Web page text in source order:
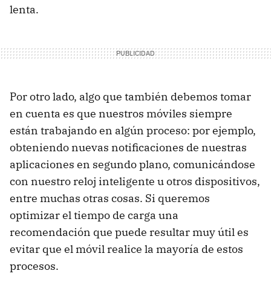
lenta.
Por otro lado, algo que también debemos tomar
en cuenta es que nuestros móviles siempre
están trabajando en algún proceso: por ejemplo,
obteniendo nuevas notificaciones de nuestras
aplicaciones en segundo plano, comunicándose
con nuestro reloj inteligente u otros dispositivos,
entre muchas otras cosas. Si queremos
optimizar el tiempo de carga una
recomendación que puede resultar muy útil es
evitar que el móvil realice la mayoría de estos
procesos.